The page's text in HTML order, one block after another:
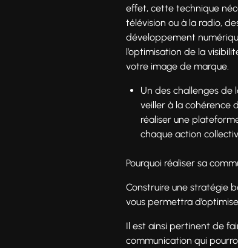
effet, cette technique
télévision ou à la radio,
développement
l’optimisation de la
votre image de marque.
Un des challenges de
veiller à la cohérence
réaliser une
chaque action
Pourquoi réaliser sa
Construire une stratégie
vous permettra
Il est ainsi pertinent de
communication qui